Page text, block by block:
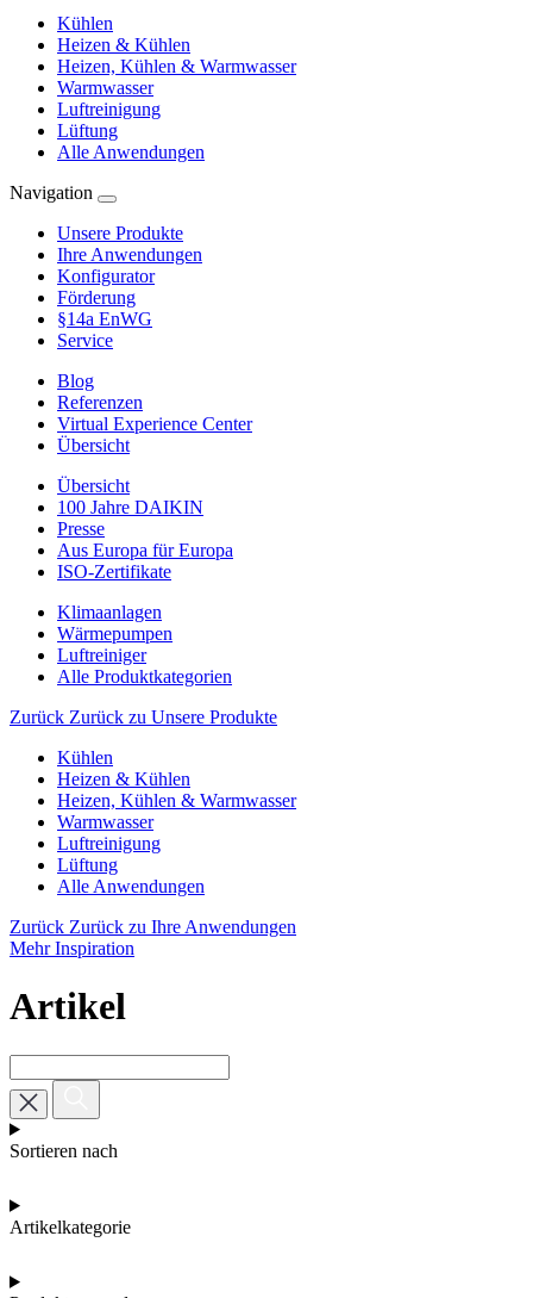
Kühlen
Heizen & Kühlen
Heizen, Kühlen & Warmwasser
Warmwasser
Luftreinigung
Lüftung
Alle Anwendungen
Navigation
Unsere Produkte
Ihre Anwendungen
Konfigurator
Förderung
§14a EnWG
Service
Blog
Referenzen
Virtual Experience Center
Übersicht
Übersicht
100 Jahre DAIKIN
Presse
Aus Europa für Europa
ISO-Zertifikate
Klimaanlagen
Wärmepumpen
Luftreiniger
Alle Produktkategorien
Zurück Zurück zu Unsere Produkte
Kühlen
Heizen & Kühlen
Heizen, Kühlen & Warmwasser
Warmwasser
Luftreinigung
Lüftung
Alle Anwendungen
Zurück Zurück zu Ihre Anwendungen
Mehr Inspiration
Artikel
Sortieren nach
Artikelkategorie